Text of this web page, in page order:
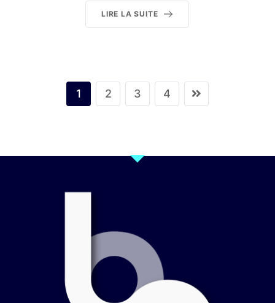
LIRE LA SUITE
1 2 3 4